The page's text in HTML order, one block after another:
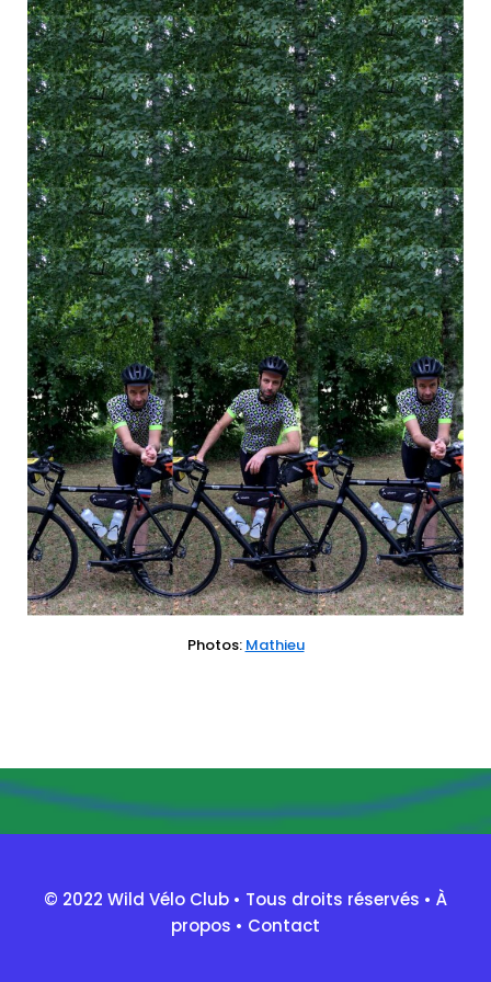
Photos: Mathieu
© 2022 Wild Vélo Club • Tous droits réservés • À
propos • Contact